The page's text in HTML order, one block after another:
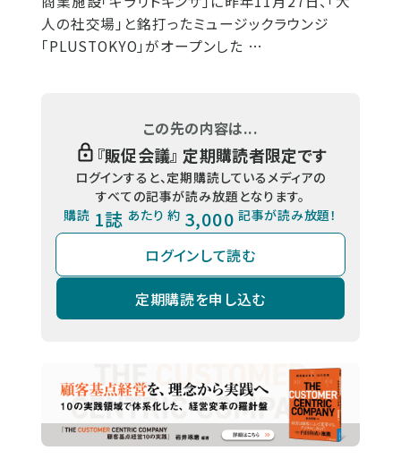
人の社交場」と銘打ったミュージックラウンジ
「PLUSTOKYO」がオープンした …
この先の内容は...
『販促会議』 定期購読者限定です
ログインすると、定期購読しているメディアの
すべての記事が読み放題となります。
購読 1誌 あたり 約 3,000 記事が読み放題！
ログインして読む
定期購読を申し込む